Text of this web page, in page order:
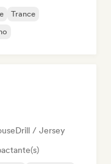
Trance
Drill / Jersey